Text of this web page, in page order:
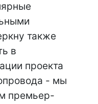
также
в
проекта
- мы
премьер-